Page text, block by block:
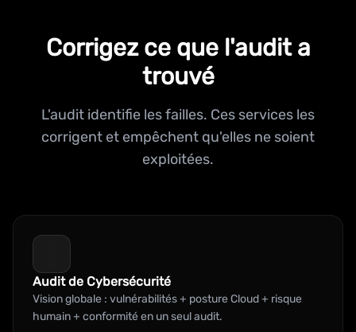
Corrigez ce que l'audit a
trouvé
L'audit identifie les failles. Ces services les
corrigent et empêchent qu'elles ne soient
exploitées.
Audit de Cybersécurité
Vision globale : vulnérabilités + posture Cloud + risque
humain + conformité en un seul audit.